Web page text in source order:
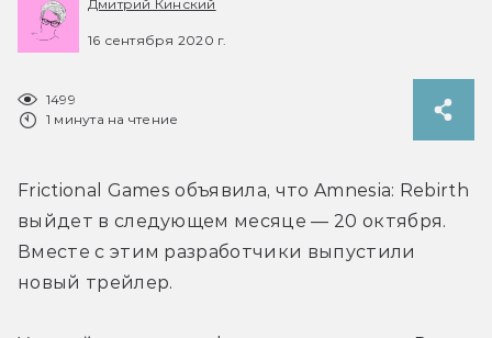
Дмитрий Кинский
16 сентября 2020 г.
1499
1 минута на чтение
Frictional Games объявила, что Amnesia: Rebirth
выйдет в следующем месяце — 20 октября.
Вместе с этим разработчики выпустили
новый трейлер.